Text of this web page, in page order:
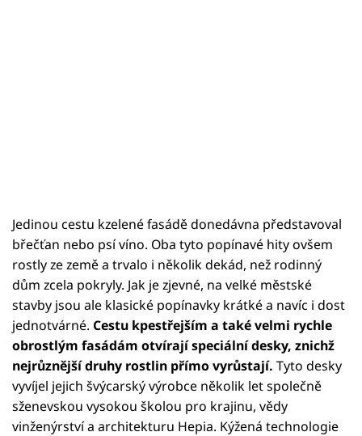
Jedinou cestu kzelené fasádě donedávna představoval
břečťan nebo psí víno. Oba tyto popínavé hity ovšem
rostly ze země a trvalo i několik dekád, než rodinný
dům zcela pokryly. Jak je zjevné, na velké městské
stavby jsou ale klasické popínavky krátké a navíc i dost
jednotvárné. Cestu kpestřejším a také velmi rychle
obrostlým fasádám otvírají speciální desky, znichž
nejrůznější druhy rostlin přímo vyrůstají. Tyto desky
vyvíjel jejich švýcarský výrobce několik let společně
sženevskou vysokou školou pro krajinu, vědy
vinženýrství a architekturu Hepia. Kýžená technologie